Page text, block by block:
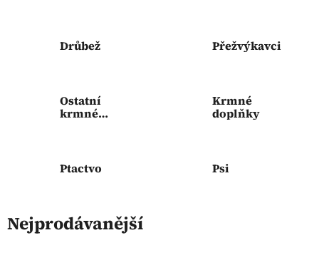
Drůbež Přežvýkavci
Ostatní
krmné
Krmné
doplňky
Ptactvo Psi
Nejprodávanější